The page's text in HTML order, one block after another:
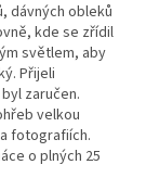
dávných obleků
kde se zřídil
světlem, aby
Přijeli
zaručen.
velkou
fotografiích.
o plných 25